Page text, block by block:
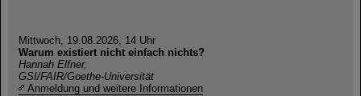
Mittwoch, 19.08.2026, 14 Uhr
Warum existiert nicht einfach nichts?
Hannah Elfner,
GSI/FAIR/Goethe-Universität
Anmeldung und weitere Informationen